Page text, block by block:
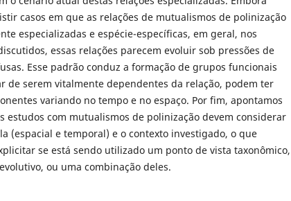
casos em que as relações de mutualismos de polinização
especializadas e espécie-específicas, em geral, nos
essas relações parecem evoluir sob pressões de
Esse padrão conduz a formação de grupos funcionais
de serem vitalmente dependentes da relação, podem ter
variando no tempo e no espaço. Por fim, apontamos
estudos com mutualismos de polinização devem considerar
(espacial e temporal) e o contexto investigado, o que
se está sendo utilizado um ponto de vista taxonômico,
ou uma combinação deles.